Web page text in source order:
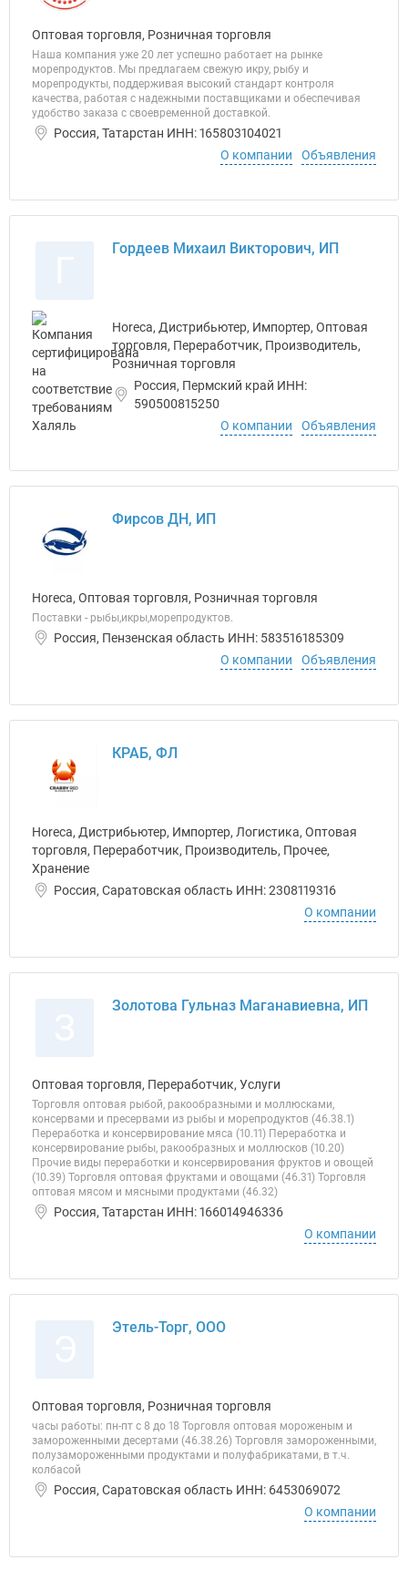
Оптовая торговля, Розничная торговля
Наша компания уже 20 лет успешно работает на рынке
морепродуктов. Мы предлагаем свежую икру, рыбу и
морепродукты, поддерживая высокий стандарт контроля
качества, работая с надежными поставщиками и обеспечивая
удобство заказа с своевременной доставкой.
Россия, Татарстан ИНН: 165803104021
О компании
Объявления
Гордеев Михаил Викторович, ИП
Horeca, Дистрибьютер, Импортер, Оптовая
торговля, Переработчик, Производитель,
Розничная торговля
Россия, Пермский край ИНН:
590500815250
О компании
Объявления
Фирсов ДН, ИП
Horeca, Оптовая торговля, Розничная торговля
Поставки - рыбы,икры,морепродуктов.
Россия, Пензенская область ИНН: 583516185309
О компании
Объявления
КРАБ, ФЛ
Horeca, Дистрибьютер, Импортер, Логистика, Оптовая
торговля, Переработчик, Производитель, Прочее,
Хранение
Россия, Саратовская область ИНН: 2308119316
О компании
Золотова Гульназ Маганавиевна, ИП
Оптовая торговля, Переработчик, Услуги
Торговля оптовая рыбой, ракообразными и моллюсками,
консервами и пресервами из рыбы и морепродуктов (46.38.1)
Переработка и консервирование мяса (10.11) Переработка и
консервирование рыбы, ракообразных и моллюсков (10.20)
Прочие виды переработки и консервирования фруктов и овощей
(10.39) Торговля оптовая фруктами и овощами (46.31) Торговля
оптовая мясом и мясными продуктами (46.32)
Россия, Татарстан ИНН: 166014946336
О компании
Этель-Торг, ООО
Оптовая торговля, Розничная торговля
часы работы: пн-пт с 8 до 18 Торговля оптовая мороженым и
замороженными десертами (46.38.26) Торговля замороженными,
полузамороженными продуктами и полуфабрикатами, в т.ч.
колбасой
Россия, Саратовская область ИНН: 6453069072
О компании